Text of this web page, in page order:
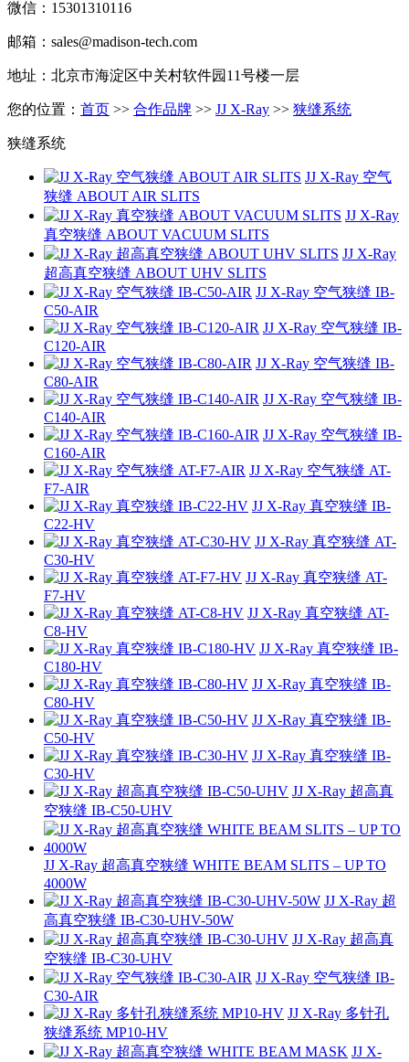
微信：15301310116
邮箱：sales@madison-tech.com
地址：北京市海淀区中关村软件园11号楼一层
您的位置： 首页 >> 合作品牌 >> JJ X-Ray >> 狭缝系统
狭缝系统
JJ X-Ray 空气
狭缝 ABOUT AIR SLITS
JJ X-Ray
真空狭缝 ABOUT VACUUM SLITS
JJ X-Ray
超高真空狭缝 ABOUT UHV SLITS
JJ X-Ray 空气狭缝 IB-
C50-AIR
JJ X-Ray 空气狭缝 IB-
C120-AIR
JJ X-Ray 空气狭缝 IB-
C80-AIR
JJ X-Ray 空气狭缝 IB-
C140-AIR
JJ X-Ray 空气狭缝 IB-
C160-AIR
JJ X-Ray 空气狭缝 AT-
F7-AIR
JJ X-Ray 真空狭缝 IB-
C22-HV
JJ X-Ray 真空狭缝 AT-
C30-HV
JJ X-Ray 真空狭缝 AT-
F7-HV
JJ X-Ray 真空狭缝 AT-
C8-HV
JJ X-Ray 真空狭缝 IB-
C180-HV
JJ X-Ray 真空狭缝 IB-
C80-HV
JJ X-Ray 真空狭缝 IB-
C50-HV
JJ X-Ray 真空狭缝 IB-
C30-HV
JJ X-Ray 超高真
空狭缝 IB-C50-UHV
JJ X-Ray 超高真空狭缝 WHITE BEAM SLITS – UP TO
4000W
JJ X-Ray 超
高真空狭缝 IB-C30-UHV-50W
JJ X-Ray 超高真
空狭缝 IB-C30-UHV
JJ X-Ray 空气狭缝 IB-
C30-AIR
JJ X-Ray 多针孔
狭缝系统 MP10-HV
JJ X-